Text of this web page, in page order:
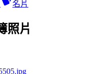
名片
照片